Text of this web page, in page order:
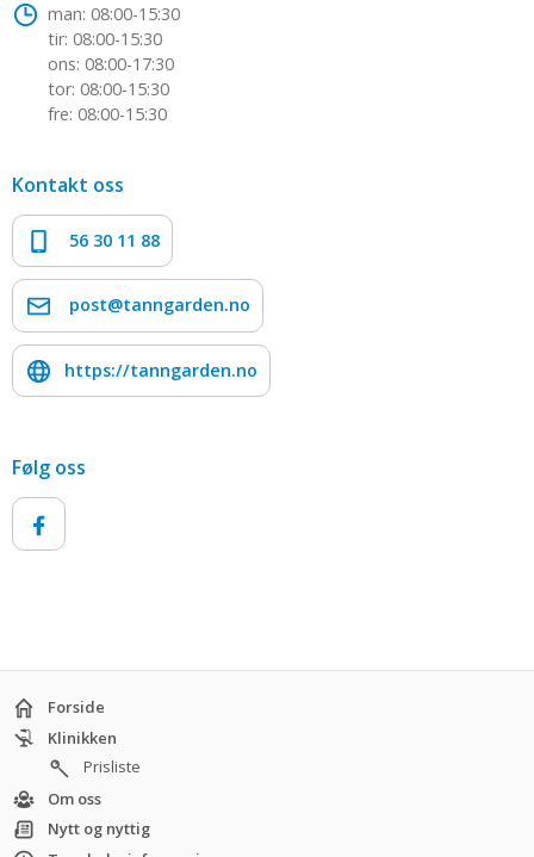
man: 08:00-15:30
tir: 08:00-15:30
ons: 08:00-17:30
tor: 08:00-15:30
fre: 08:00-15:30
Kontakt oss
56 30 11 88
post@tanngarden.no
https://tanngarden.no
Følg oss
Forside
Klinikken
Prisliste
Om oss
Nytt og nyttig